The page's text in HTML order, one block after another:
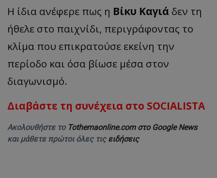
Η ίδια ανέφερε πως η Βίκυ Καγιά δεν τη
ήθελε στο παιχνίδι, περιγράφοντας το
κλίμα που επικρατούσε εκείνη την
περίοδο και όσα βίωσε μέσα στον
διαγωνισμό.
Διαβάστε τη συνέχεια στο SOCIALISTA
Ακολουθήστε το Tothemaonline.com στο Google News
και μάθετε πρώτοι όλες τις ειδήσεις